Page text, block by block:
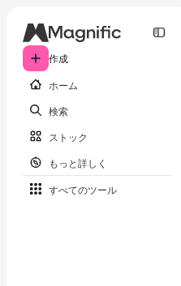
作成
ホーム
検索
ストック
もっと詳しく
すべてのツール